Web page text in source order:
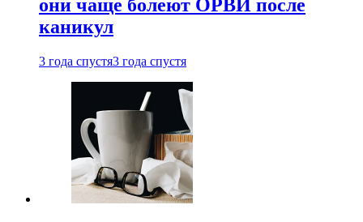
они чаще болеют ОРВИ после
каникул
3 года спустя3 года спустя